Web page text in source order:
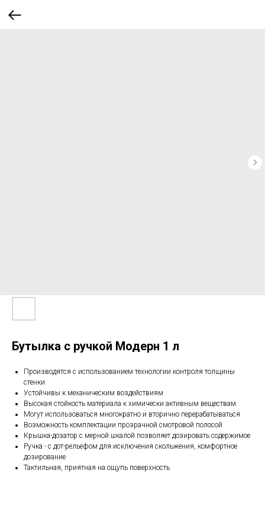
Бутылка с ручкой Модерн 1 л
Производятся с использованием технологии контроля толщины
стенки
Устойчивы к механическим воздействиям
Высокая стойкость материала к химически активным веществам
Могут использоваться многократно и вторично перерабатываться
Возможность комплектации прозрачной смотровой полосой
Крышка-дозатор с мерной шкалой позволяет дозировать содержимое
Ручка - с дот-рельефом для исключения скольжения, комфортное
дозирование
Тактильная, приятная на ощупь поверхность